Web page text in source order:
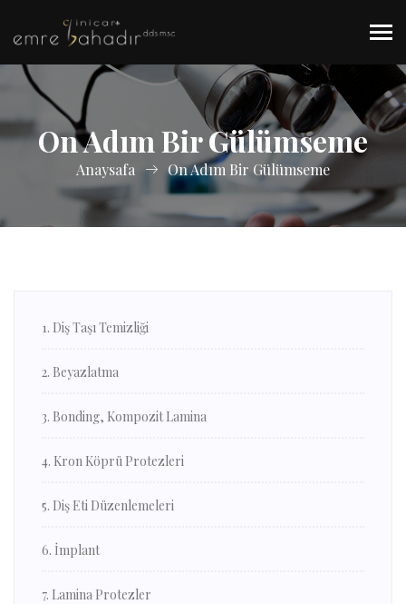
On Adım Bir Gülümseme
Anaysafa On Adım Bir Gülümseme
1. Diş Taşı Temizliği
2. Beyazlatma
3. Bonding, Kompozit Lamina
4. Kron Köprü Protezleri
5. Diş Eti Düzenlemeleri
6. İmplant
7. Lamina Protezler